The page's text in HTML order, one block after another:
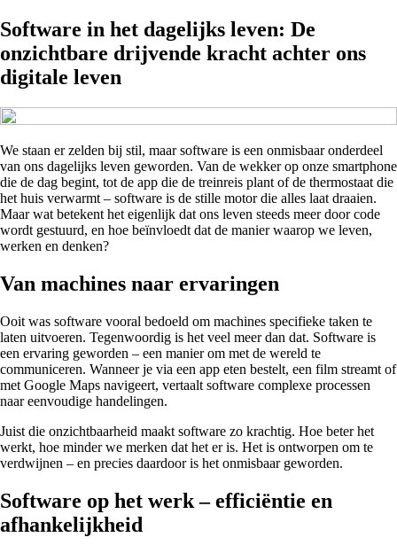
Software in het dagelijks leven: De
onzichtbare drijvende kracht achter ons
digitale leven
We staan er zelden bij stil, maar software is een onmisbaar onderdeel
van ons dagelijks leven geworden. Van de wekker op onze smartphone
die de dag begint, tot de app die de treinreis plant of de thermostaat die
het huis verwarmt – software is de stille motor die alles laat draaien.
Maar wat betekent het eigenlijk dat ons leven steeds meer door code
wordt gestuurd, en hoe beïnvloedt dat de manier waarop we leven,
werken en denken?
Van machines naar ervaringen
Ooit was software vooral bedoeld om machines specifieke taken te
laten uitvoeren. Tegenwoordig is het veel meer dan dat. Software is
een ervaring geworden – een manier om met de wereld te
communiceren. Wanneer je via een app eten bestelt, een film streamt of
met Google Maps navigeert, vertaalt software complexe processen
naar eenvoudige handelingen.
Juist die onzichtbaarheid maakt software zo krachtig. Hoe beter het
werkt, hoe minder we merken dat het er is. Het is ontworpen om te
verdwijnen – en precies daardoor is het onmisbaar geworden.
Software op het werk – efficiëntie en
afhankelijkheid